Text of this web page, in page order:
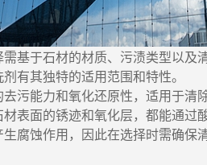
基于石材的材质、污渍类型以及
有其独特的适用范围和特性。
污能力和氧化还原性，适用于清
表面的锈迹和氧化层，都能通过
腐蚀作用，因此在选择时需确保